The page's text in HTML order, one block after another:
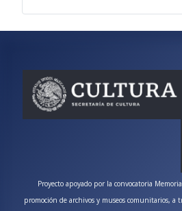
Proyecto apoyado por la convocatoria
promoción de archivos y museos comunitarios, a